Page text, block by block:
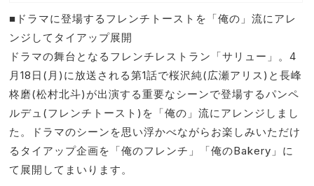
■ドラマに登場するフレンチトーストを「俺の」流にアレ
ンジしてタイアップ展開
ドラマの舞台となるフレンチレストラン「サリュー」。4
月18日(月)に放送される第1話で桜沢純(広瀬アリス)と長峰
柊磨(松村北斗)が出演する重要なシーンで登場するパンペ
ルデュ(フレンチトースト)を「俺の」流にアレンジしまし
た。ドラマのシーンを思い浮かべながらお楽しみいただけ
るタイアップ企画を「俺のフレンチ」「俺のBakery」に
て展開してまいります。